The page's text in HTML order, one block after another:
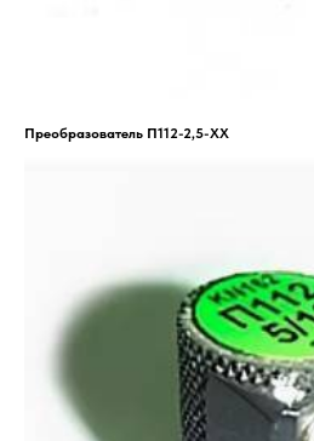
Преобразователь П112-2,5-ХХ